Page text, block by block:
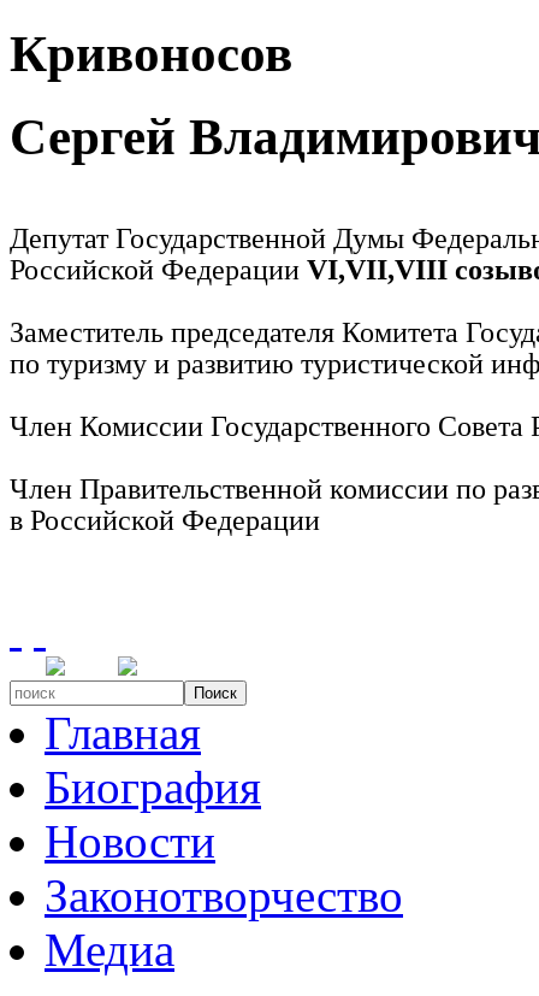
Кривоносов
Сергей
Депутат Государственной Думы
Российской Федерации VI,VII,VIII
Заместитель председателя Комитета
по туризму и развитию туристической
Член Комиссии Государственного
Член Правительственной комиссии по
в Российской Федерации
Поиск
Главная
Биография
Новости
Законотворчество
Медиа